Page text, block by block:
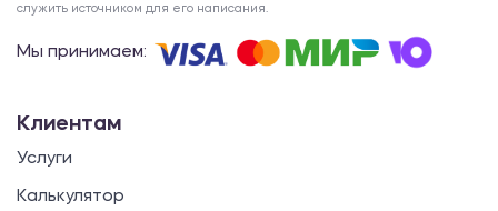
служить источником для его написания.
Мы принимаем:
Клиентам
Услуги
Калькулятор